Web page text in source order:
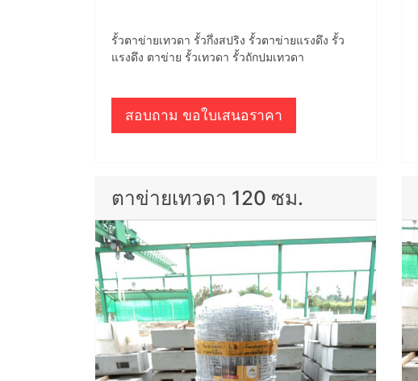
รั้วตาข่ายเทวดา รั้วกึ่งสปริง รั้วตาข่ายแรงดึง รั้ว
แรงดึง ตาข่าย รั้วเทวดา รั้วถักปมเทวดา
สอบถาม ขอใบเสนอราคา
ตาข่ายเทวดา 120 ซม.